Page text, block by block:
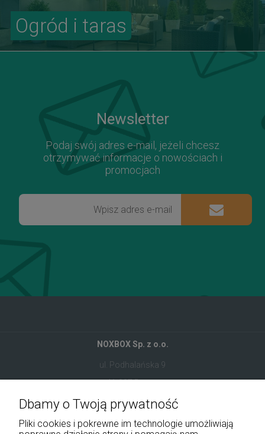
Ogród i taras
Newsletter
Podaj swój adres e-mail, jeżeli chcesz
otrzymywać informacje o nowościach i
promocjach
NOXBOX Sp. z o.o.
ul. Podhalańska 9
41-907 Bytom
+48 534 555 344
sklep@noxbox.pl
Dbamy o Twoją prywatność
Pliki cookies i pokrewne im technologie umożliwiają